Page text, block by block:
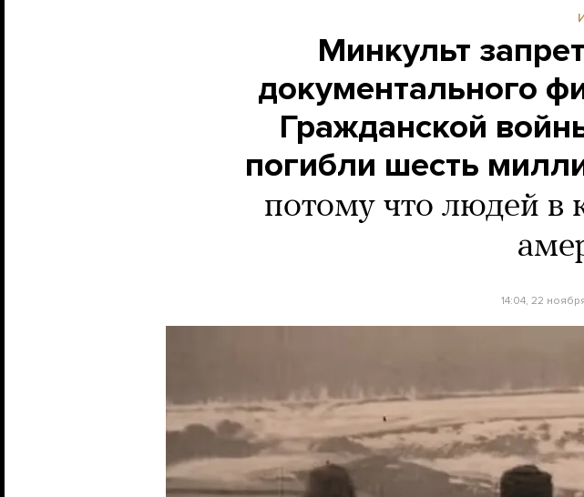
Минкульт
документального
Гражданской
погибли шесть
потому что людей в
14:04, 22